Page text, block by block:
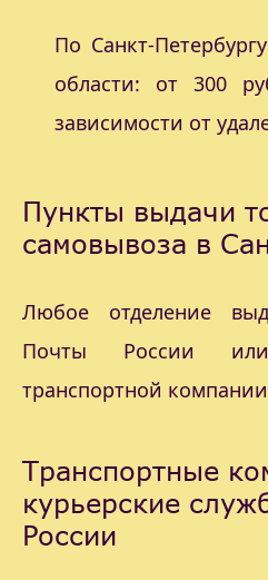
По Санкт-
области: от 300
зависимости от
Пункты выдачи
самовывоза в
Любое отделение
Почты России
транспортной
Транспортные
курьерские
России